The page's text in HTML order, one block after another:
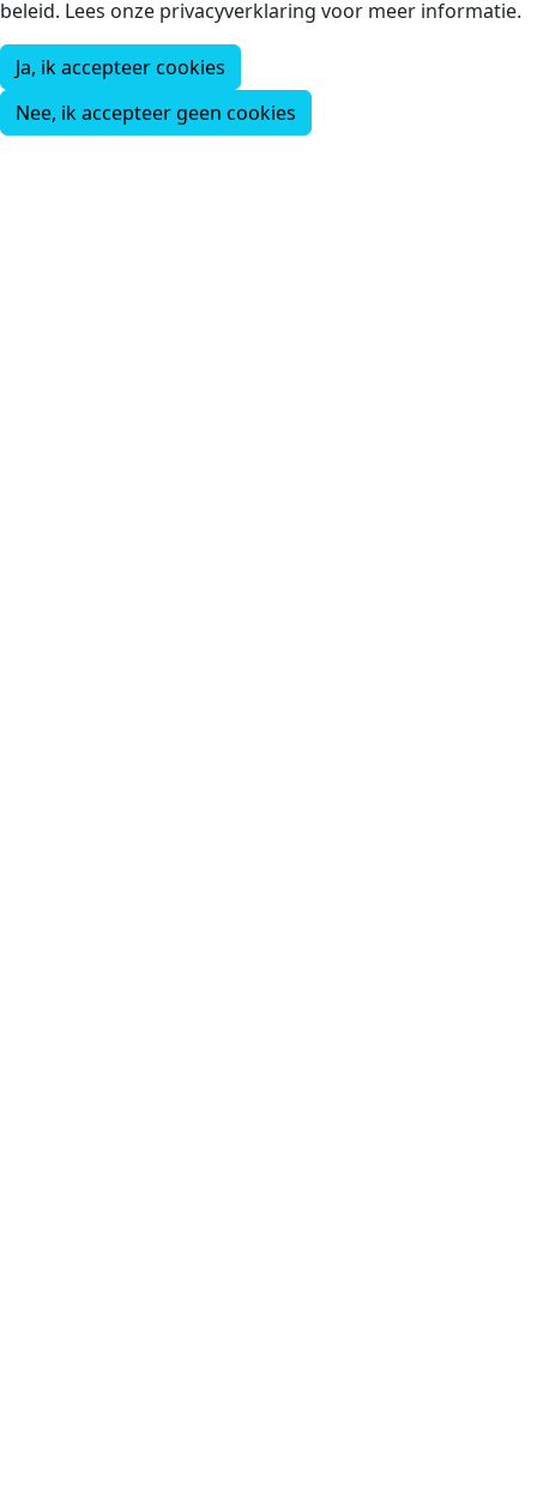
beleid. Lees onze privacyverklaring voor meer informatie.
Ja, ik accepteer cookies
Nee, ik accepteer geen cookies